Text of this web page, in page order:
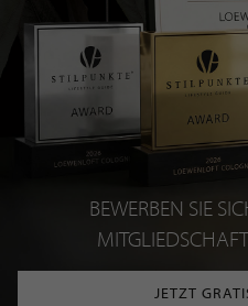
BEWERBEN SIE
JETZT